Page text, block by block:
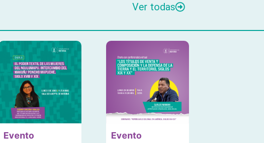
Ver todas
Evento Evento